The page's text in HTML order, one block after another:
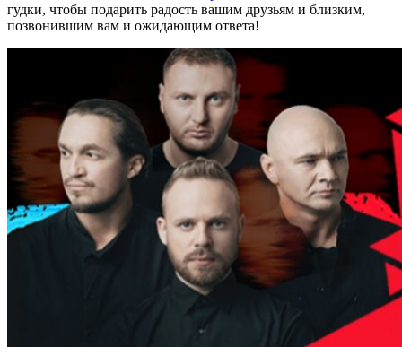
гудки, чтобы подарить радость вашим друзьям и близким,
позвонившим вам и ожидающим ответа!